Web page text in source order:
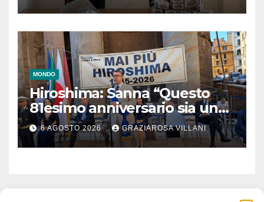
MONDO
Hiroshima: Sanna “Questo
81esimo anniversario sia un
monito per tutti”
6 AGOSTO 2026 GRAZIAROSA VILLANI